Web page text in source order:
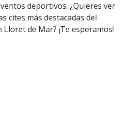
deportivos. ¿Quieres ver
cites más destacadas del
de Mar? ¡Te esperamos!